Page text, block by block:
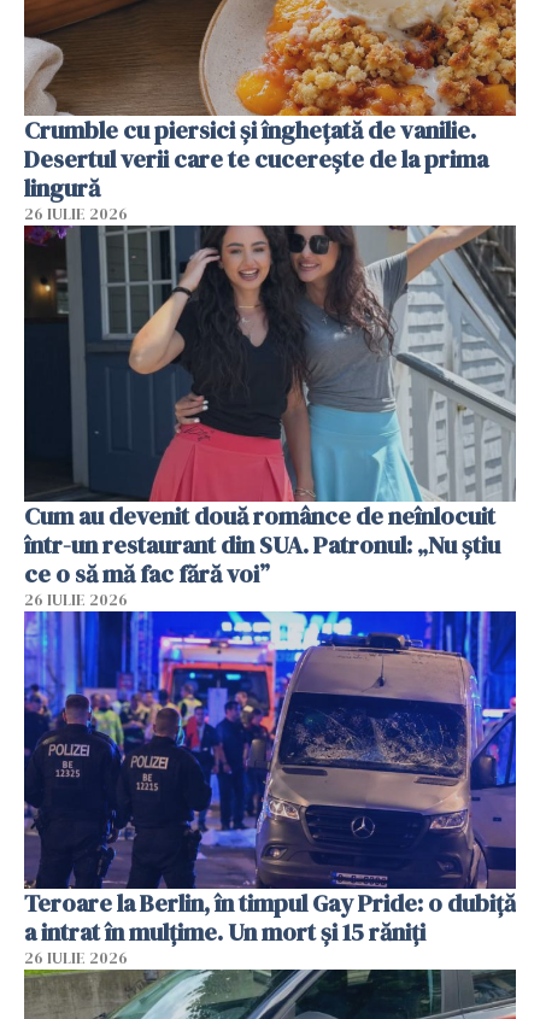
Crumble cu piersici și înghețată de vanilie.
Desertul verii care te cucerește de la prima
lingură
26 IULIE 2026
Cum au devenit două românce de neînlocuit
într-un restaurant din SUA. Patronul: „Nu știu
ce o să mă fac fără voi”
26 IULIE 2026
Teroare la Berlin, în timpul Gay Pride: o dubiță
a intrat în mulțime. Un mort și 15 răniți
26 IULIE 2026